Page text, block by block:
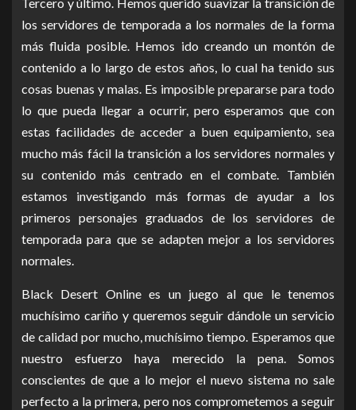
Tercero y último. Hemos querido suavizar la transición de
los servidores de temporada a los normales de la forma
más fluida posible. Hemos ido creando un montón de
contenido a lo largo de estos años, lo cual ha tenido sus
cosas buenas y malas. Es imposible prepararse para todo
lo que pueda llegar a ocurrir, pero esperamos que con
estas facilidades de acceder a buen equipamiento, sea
mucho más fácil la transición a los servidores normales y
su contenido más centrado en el combate. También
estamos investigando más formas de ayudar a los
primeros personajes graduados de los servidores de
temporada para que se adapten mejor a los servidores
normales.
Black Desert Online es un juego al que le tenemos
muchísimo cariño y queremos seguir dándole un servicio
de calidad por mucho, muchísimo tiempo. Esperamos que
nuestro esfuerzo haya merecido la pena. Somos
conscientes de que a lo mejor el nuevo sistema no sale
perfecto a la primera, pero nos comprometemos a seguir